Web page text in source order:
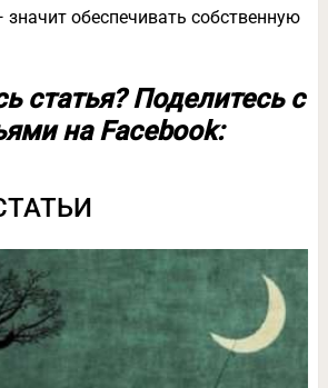
обеспечивать собственную
статья? Поделитесь с
на Facebook: